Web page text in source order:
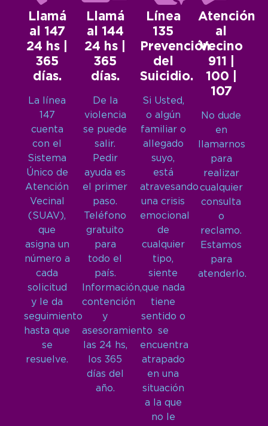
Llamá
al 147
24 hs |
365
días.
La línea
147
cuenta
con el
Sistema
Único de
Atención
Vecinal
(SUAV),
que
asigna un
número a
cada
solicitud
y le da
seguimiento
hasta que
se
resuelve.
Llamá
al 144
24 hs |
365
días.
De la
violencia
se puede
salir.
Pedir
ayuda es
el primer
paso.
Teléfono
gratuito
para
todo el
país.
Información,
contención
y
asesoramiento
las 24 hs,
los 365
días del
año.
Línea
135
Prevención
del
Suicidio.
Si Usted,
o algún
familiar o
allegado
suyo,
está
atravesando
una crisis
emocional
de
cualquier
tipo,
siente
que nada
tiene
sentido o
se
encuentra
atrapado
en una
situación
a la que
no le
Atención
al
Vecino
911 |
100 |
107
No dude
en
llamarnos
para
realizar
cualquier
consulta
o
reclamo.
Estamos
para
atenderlo.